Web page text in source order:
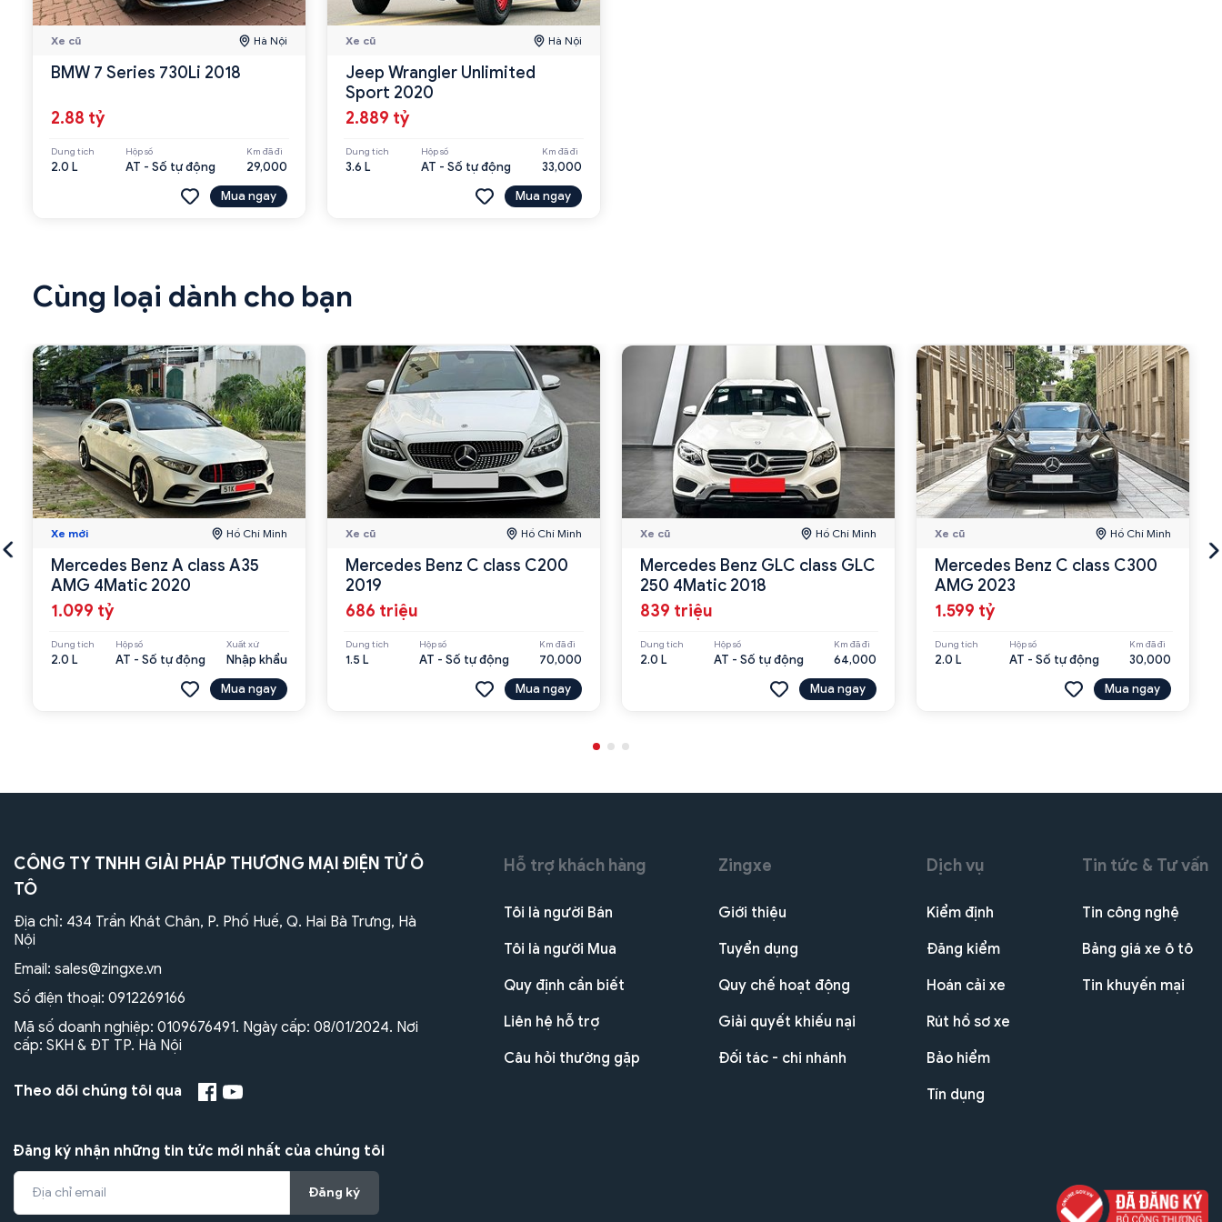
Xe cũ Hà Nội
BMW 7 Series 730Li 2018
2.88 tỷ
Dung tích
2.0 L
Hộp số
AT - Số tự động
Km đã đi
29,000
Mua ngay
Xe cũ Hà Nội
Jeep Wrangler Unlimited
Sport 2020
2.889 tỷ
Dung tích
3.6 L
Hộp số
AT - Số tự động
Km đã đi
33,000
Mua ngay
Cùng loại dành cho bạn
Xe mới Hồ Chí Minh
Mercedes Benz A class A35
AMG 4Matic 2020
1.099 tỷ
Dung tích
2.0 L
Hộp số
AT - Số tự động
Xuất xứ
Nhập khẩu
Mua ngay
Xe cũ Hồ Chí Minh
Mercedes Benz C class C200
2019
686 triệu
Dung tích
1.5 L
Hộp số
AT - Số tự động
Km đã đi
70,000
Mua ngay
Xe cũ Hồ Chí Minh
Mercedes Benz GLC class GLC
250 4Matic 2018
839 triệu
Dung tích
2.0 L
Hộp số
AT - Số tự động
Km đã đi
64,000
Mua ngay
Xe cũ Hồ Chí Minh
Mercedes Benz C class C300
AMG 2023
1.599 tỷ
Dung tích
2.0 L
Hộp số
AT - Số tự động
Km đã đi
30,000
Mua ngay
CÔNG TY TNHH GIẢI PHÁP THƯƠNG MẠI ĐIỆN TỬ Ô
TÔ
Địa chỉ: 434 Trần Khát Chân, P. Phố Huế, Q. Hai Bà Trưng, Hà
Nội
Email: sales@zingxe.vn
Số điện thoại: 0912269166
Mã số doanh nghiệp: 0109676491. Ngày cấp: 08/01/2024. Nơi
cấp: SKH & ĐT TP. Hà Nội
Theo dõi chúng tôi qua
Đăng ký nhận những tin tức mới nhất của chúng tôi
Đăng ký
Hỗ trợ khách hàng
Tôi là người Bán
Tôi là người Mua
Quy định cần biết
Liên hệ hỗ trợ
Câu hỏi thường gặp
Zingxe
Giới thiệu
Tuyển dụng
Quy chế hoạt động
Giải quyết khiếu nại
Đối tác - chi nhánh
Dịch vụ
Kiểm định
Đăng kiểm
Hoán cải xe
Rút hồ sơ xe
Bảo hiểm
Tín dụng
Tin tức & Tư vấn
Tin công nghệ
Bảng giá xe ô tô
Tin khuyến mại